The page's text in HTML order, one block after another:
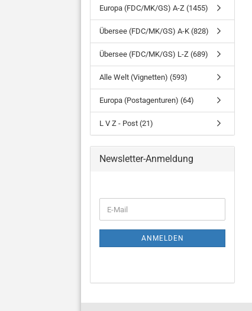
Europa (FDC/MK/GS) A-Z (1455)
Übersee (FDC/MK/GS) A-K (828)
Übersee (FDC/MK/GS) L-Z (689)
Alle Welt (Vignetten) (593)
Europa (Postagenturen) (64)
L V Z - Post (21)
Newsletter-Anmeldung
ZUR
ANMELDUNG
E-
Mail
ANMELDEN